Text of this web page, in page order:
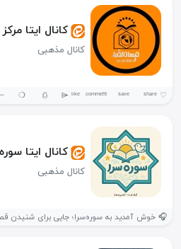
کانال ایتا
کانال مذهبی
کانال ایتا
کانال مذهبی
🎧 خوش آمدید به سوره‌سرا؛ جایی برای شنیدن